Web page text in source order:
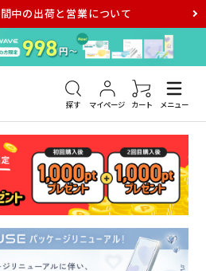
中の出荷と営業について
探す マイページ カート メニュー
メダリスト メガネ